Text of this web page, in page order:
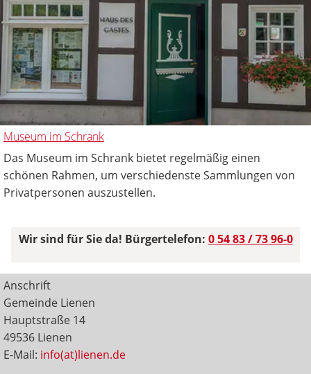
Museum im Schrank
Das Museum im Schrank bietet regelmäßig einen
schönen Rahmen, um verschiedenste Sammlungen von
Privatpersonen auszustellen.
Wir sind für Sie da! Bürgertelefon: 0 54 83 / 73 96-0
Anschrift
Gemeinde Lienen
Hauptstraße 14
49536 Lienen
E-Mail: info(at)lienen.de